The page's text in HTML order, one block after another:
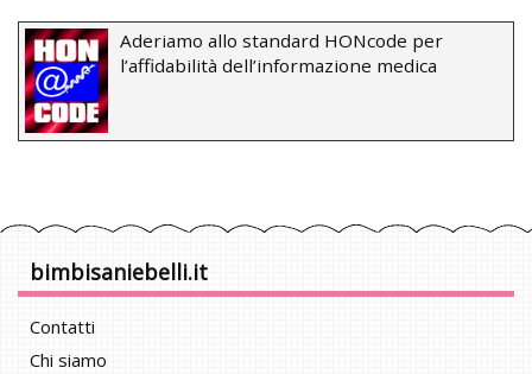
Aderiamo allo standard HONcode per
l’affidabilità dell’informazione medica
bimbisaniebelli.it
Contatti
Chi siamo